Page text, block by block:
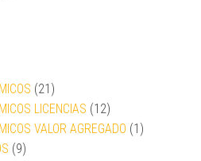
(21)
LICENCIAS (12)
VALOR AGREGADO (1)
(9)